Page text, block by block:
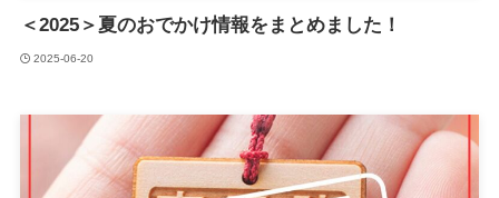
＜2025＞夏のおでかけ情報をまとめました！
2025-06-20